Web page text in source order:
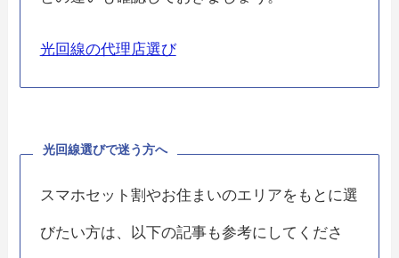
光回線の代理店選び
光回線選びで迷う方へ
スマホセット割やお住まいのエリアをもとに選
びたい方は、以下の記事も参考にしてくださ